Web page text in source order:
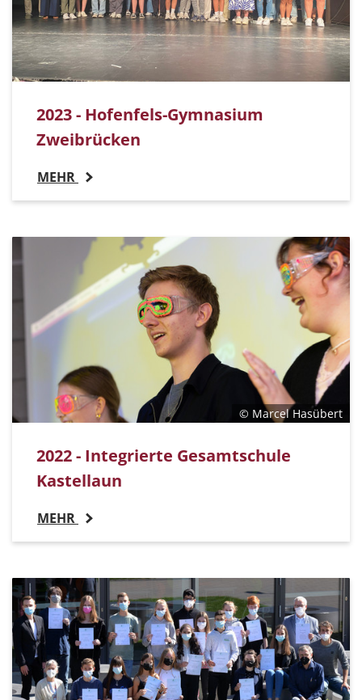
2023 - Hofenfels-Gymnasium
Zweibrücken
MEHR
© Marcel Hasübert
2022 - Integrierte Gesamtschule
Kastellaun
MEHR